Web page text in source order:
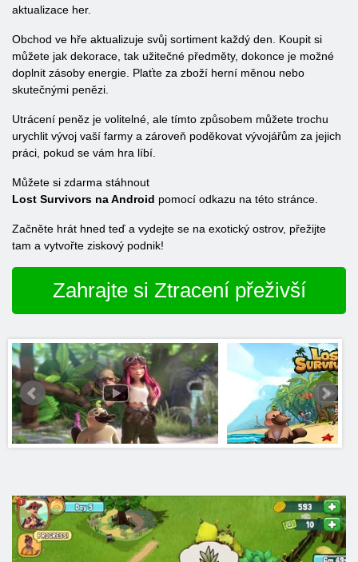
aktualizace her.
Obchod ve hře aktualizuje svůj sortiment každý den. Koupit si
můžete jak dekorace, tak užitečné předměty, dokonce je možné
doplnit zásoby energie. Plaťte za zboží herní měnou nebo
skutečnými penězi.
Utrácení peněz je volitelné, ale tímto způsobem můžete trochu
urychlit vývoj vaší farmy a zároveň poděkovat vývojářům za jejich
práci, pokud se vám hra líbí.
Můžete si zdarma stáhnout
Lost Survivors na Android pomocí odkazu na této stránce.
Začněte hrát hned teď a vydejte se na exotický ostrov, přežijte
tam a vytvořte ziskový podnik!
Zahrajte si Ztracení přeživší